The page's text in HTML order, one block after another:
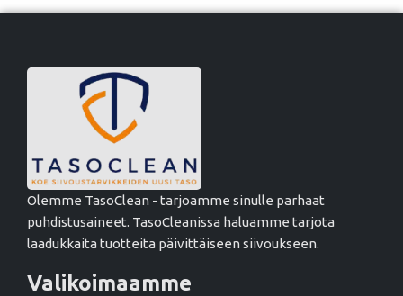
Olemme TasoClean - tarjoamme sinulle parhaat
puhdistusaineet. TasoCleanissa haluamme tarjota
laadukkaita tuotteita päivittäiseen siivoukseen.
Valikoimaamme